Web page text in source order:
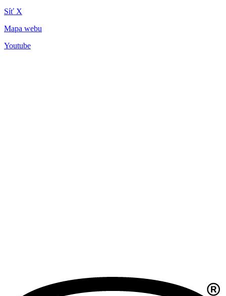
Síť X
Mapa webu
Youtube